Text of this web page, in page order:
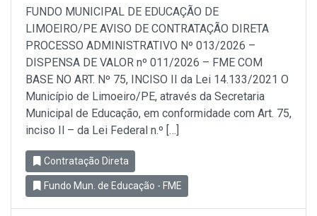
FUNDO MUNICIPAL DE EDUCAÇÃO DE
LIMOEIRO/PE AVISO DE CONTRATAÇÃO DIRETA
PROCESSO ADMINISTRATIVO Nº 013/2026 –
DISPENSA DE VALOR nº 011/2026 – FME COM
BASE NO ART. Nº 75, INCISO II da Lei 14.133/2021 O
Município de Limoeiro/PE, através da Secretaria
Municipal de Educação, em conformidade com Art. 75,
inciso Il – da Lei Federal n.º […]
Contratação Direta
Fundo Mun. de Educação - FME